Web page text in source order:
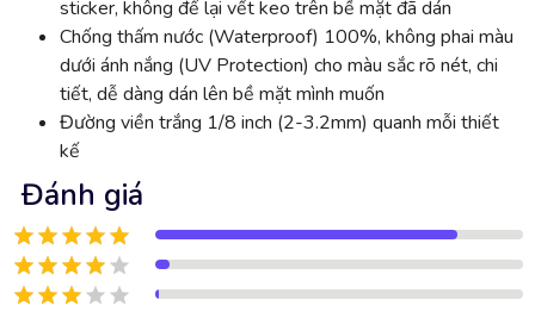
sticker, không để lại vết keo trên bề mặt đã dán
Chống thấm nước (Waterproof) 100%, không phai màu
dưới ánh nắng (UV Protection) cho màu sắc rõ nét, chi
tiết, dễ dàng dán lên bề mặt mình muốn
Đường viền trắng 1/8 inch (2-3.2mm) quanh mỗi thiết
kế
Đánh giá